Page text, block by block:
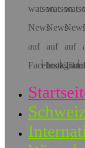
Schweiz